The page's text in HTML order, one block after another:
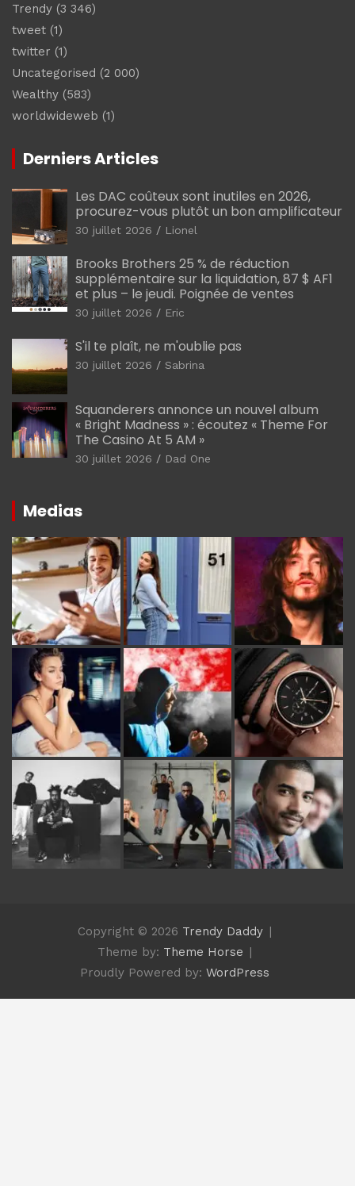
Trendy (3 346)
tweet (1)
twitter (1)
Uncategorised (2 000)
Wealthy (583)
worldwideweb (1)
Derniers Articles
Les DAC coûteux sont inutiles en 2026,
procurez-vous plutôt un bon amplificateur
30 juillet 2026 Lionel
Brooks Brothers 25 % de réduction
supplémentaire sur la liquidation, 87 $ AF1
et plus – le jeudi. Poignée de ventes
30 juillet 2026 Eric
S'il te plaît, ne m'oublie pas
30 juillet 2026 Sabrina
Squanderers annonce un nouvel album
« Bright Madness » : écoutez « Theme For
The Casino At 5 AM »
30 juillet 2026 Dad One
Medias
Copyright © 2026 Trendy Daddy
Theme by: Theme Horse
Proudly Powered by: WordPress